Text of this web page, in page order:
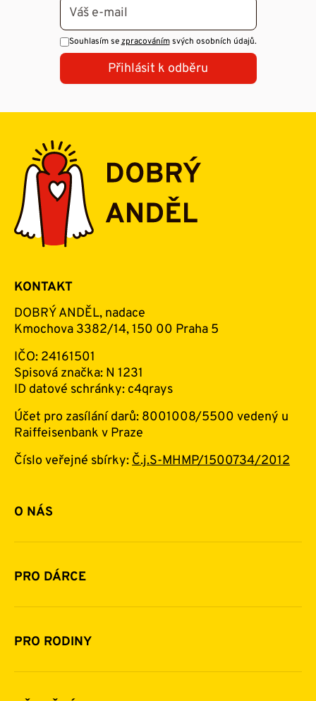
Souhlasím sezpracovánímsvých osobních údajů.
Přihlásit k odběru
KONTAKT
DOBRÝ ANDĚL, nadace
Kmochova 3382/14, 150 00 Praha 5
IČO: 24161501
Spisová značka: N 1231
ID datové schránky: c4qrays
Účet pro zasílání darů: 8001008/5500 vedený u
Raiffeisenbank v Praze
Číslo veřejné sbírky:Č.j.S-MHMP/1500734/2012
O NÁS
Základní informace o nadaci
Historie a zakladatelé
Financování
Pomoc v číslech
Napsali o nás
PRO DÁRCE
Jak pomáhat
Daňová uznatelnost darů
Další možnosti pomoci
PRO RODINY
Komu a jak pomáháme